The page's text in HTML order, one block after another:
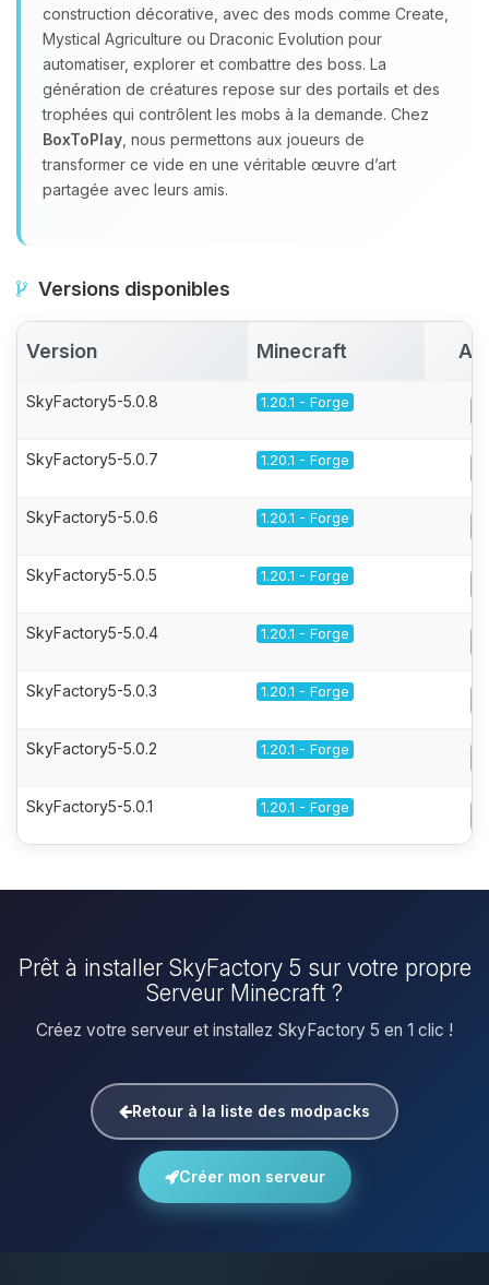
construction décorative, avec des mods comme Create,
Mystical Agriculture ou Draconic Evolution pour
automatiser, explorer et combattre des boss. La
génération de créatures repose sur des portails et des
trophées qui contrôlent les mobs à la demande. Chez
BoxToPlay , nous permettons aux joueurs de
transformer ce vide en une véritable œuvre d’art
partagée avec leurs amis.
Versions disponibles
Version Minecraft
SkyFactory5-5.0.8 1.20.1 - Forge
SkyFactory5-5.0.7 1.20.1 - Forge
SkyFactory5-5.0.6 1.20.1 - Forge
SkyFactory5-5.0.5 1.20.1 - Forge
SkyFactory5-5.0.4 1.20.1 - Forge
SkyFactory5-5.0.3 1.20.1 - Forge
SkyFactory5-5.0.2 1.20.1 - Forge
SkyFactory5-5.0.1 1.20.1 - Forge
Prêt à installer SkyFactory 5 sur votre propre
Serveur Minecraft ?
Créez votre serveur et installez SkyFactory 5 en 1 clic !
Retour à la liste des modpacks
Créer mon serveur